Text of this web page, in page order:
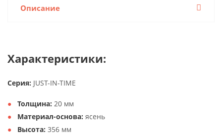
Описание
Характеристики:
Серия: JUST-IN-TIME
Толщина: 20 мм
Материал-основа: ясень
Высота: 356 мм